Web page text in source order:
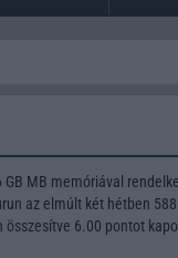
MB memóriával
az elmúlt két hétben 588
6.00 pontot